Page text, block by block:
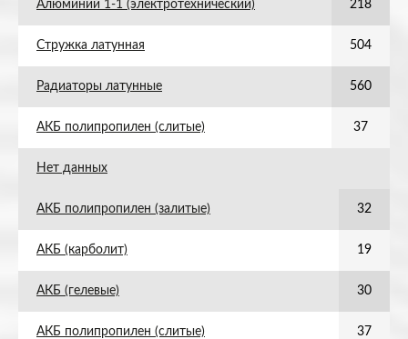
Алюминий 1-1 (электротехнический) 218
Стружка латунная 504
Радиаторы латунные 560
АКБ полипропилен (слитые) 37
Нет данных
АКБ полипропилен (залитые) 32
АКБ (карболит) 19
АКБ (гелевые) 30
АКБ полипропилен (слитые) 37